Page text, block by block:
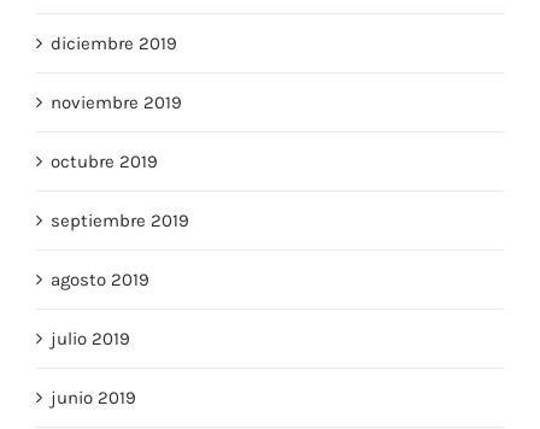
diciembre 2019
noviembre 2019
octubre 2019
septiembre 2019
agosto 2019
julio 2019
junio 2019